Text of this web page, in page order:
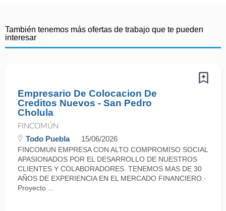
También tenemos más ofertas de trabajo que te pueden
interesar
Empresario De Colocacion De
Creditos Nuevos - San Pedro
Cholula
FINCOMÚN
Todo Puebla 15/06/2026
FINCOMUN EMPRESA CON ALTO COMPROMISO SOCIAL
APASIONADOS POR EL DESARROLLO DE NUESTROS
CLIENTES Y COLABORADORES. TENEMOS MAS DE 30
AÑOS DE EXPERIENCIA EN EL MERCADO FINANCIERO.·
Proyecto ...